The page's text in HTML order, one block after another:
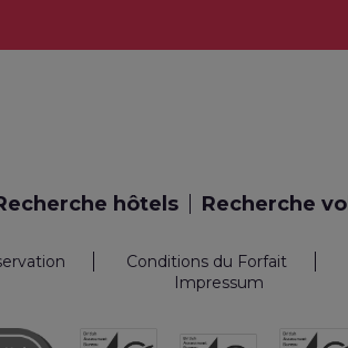
hôtels Recherche vol
Conditions du Forfait
Impressum